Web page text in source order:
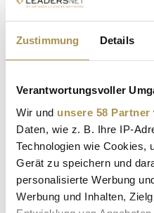
Zustimmung Details
Verantwortungsvoller
Wir und unsere 58 Partner
Daten, wie z. B. Ihre IP-
Technologien wie Cookies,
Gerät zu speichern und
personalisierte Werbung
Werbung und Inhalten,